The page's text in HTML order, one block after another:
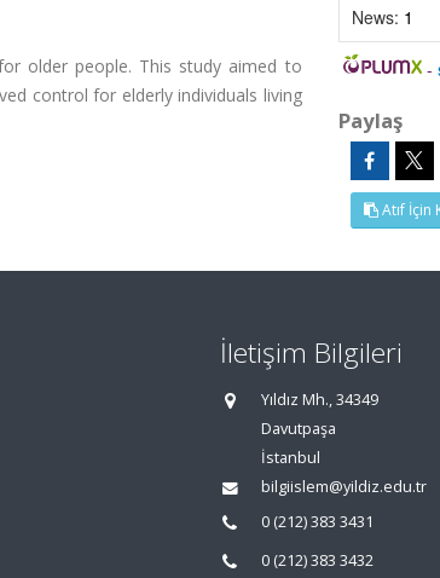
older people. This study aimed to
control for elderly individuals living
News: 1
-
Paylaş
Atıf İçin
İletişim Bilgileri
Yıldız Mh., 34349
Davutpaşa
İstanbul
bilgiislem@yildiz.edu.tr
0 (212) 383 3431
0 (212) 383 3432